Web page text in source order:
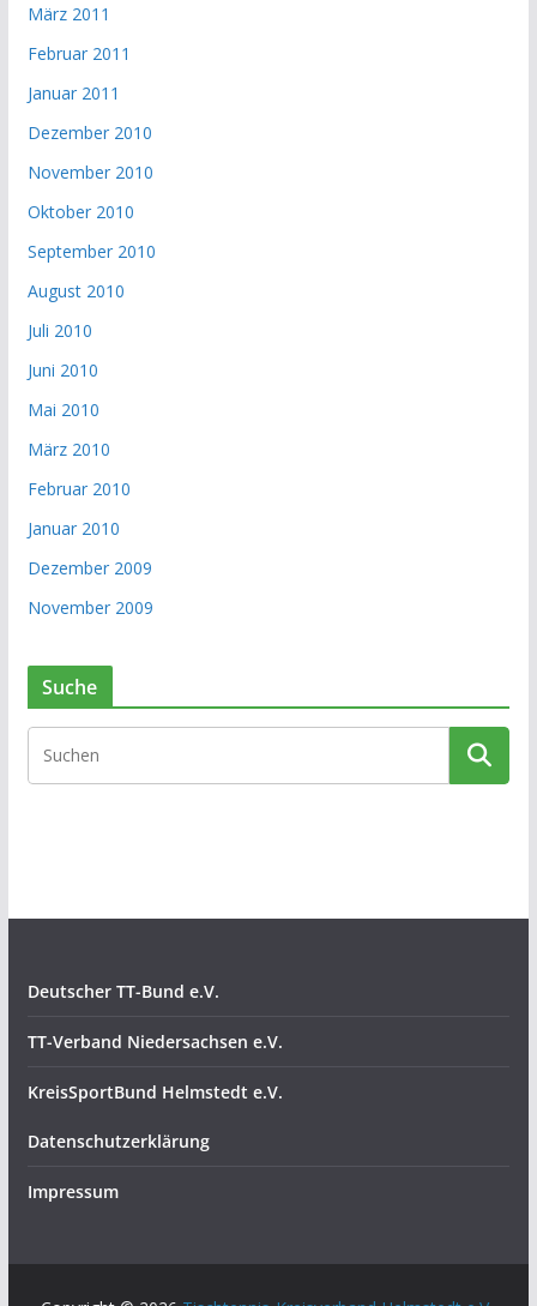
März 2011
Februar 2011
Januar 2011
Dezember 2010
November 2010
Oktober 2010
September 2010
August 2010
Juli 2010
Juni 2010
Mai 2010
März 2010
Februar 2010
Januar 2010
Dezember 2009
November 2009
Suche
Deutscher TT-Bund e.V.
TT-Verband Niedersachsen e.V.
KreisSportBund Helmstedt e.V.
Datenschutzerklärung
Impressum